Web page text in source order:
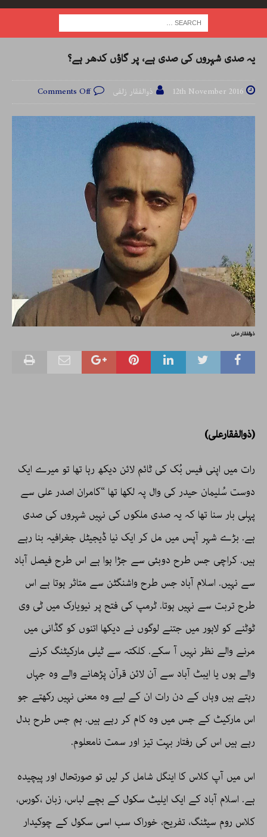
یہ صدی شہروں کی صدی ہے، پر گاؤں کدھر ہے؟
12th November 2016 ذوالفقار زلفی Comments Off
ذوالفقار علی
(ذوالفقارعلی)
رات میں اپنی فیس بُک کی ٹائم لائن دیکھ رہا تھا تو میرے ایک
دوست سُلیمان حیدر کی وال پہ لکھا تھا “کامران اصدر علی سے
پہلی بار سنا تھا کہ یہ صدی ملکوں کی نہیں شہروں کی صدی
ہے. بڑے شہر آپس میں مل کر ایک نیا ڈیجیٹل جغرافیہ بنا رہے
ہیں. کراچی جس طرح دوبئی سے جڑا ہوا ہے اس طرح فیصل آباد
سے نہیں. اسلام آباد جس طرح واشنگٹن سے متاثر ہوتا ہے اس
طرح تربت سے نہیں ہوتا. ٹرمپ کی فتح پر نیویارک میں ٹی وی
ٹوٹنے کو لاہور میں جتنے لوگوں نے دیکھا اتنوں کو گڈانی میں
مرنے والے نظر نہیں آ سکے. کلکتہ سے ٹیلی مارکیٹنگ کرنے
والے ہوں یا ایبٹ آباد سے آن لائن قرآن پڑھانے والے وہ جہاں
رہتے ہیں وہاں کے دن رات ان کے لیے وہ معنی نہیں رکھتے جو
اس مارکیٹ کے جس میں وہ کام کر رہے ہیں. ہم جس طرح بدل
رہے ہیں اس کی رفتار بہت تیز اور سمت نامعلوم.
اس میں آپ کلاس کا اینگل شامل کر لیں تو صورتحال اور پیچیدہ
ہے. اسلام آباد کے ایک ایلیٹ سکول کے بچے لباس، زبان ،کورس،
کلاس روم سیٹنگ، تفریح، خوراک سب اسی سکول کے چوکیدار